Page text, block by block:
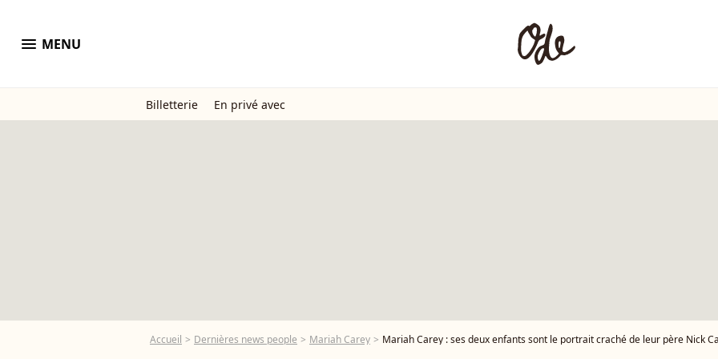
menu MENU
Billetterie En privé avec
Accueil Dernières news people Mariah Carey Mariah Carey : ses deux enfants sont le portrait craché de leur père Nick